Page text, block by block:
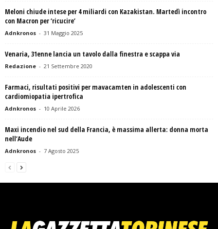
Meloni chiude intese per 4 miliardi con Kazakistan. Martedì incontro
con Macron per ‘ricucire’
Adnkronos - 31 Maggio 2025
Venaria, 31enne lancia un tavolo dalla finestra e scappa via
Redazione - 21 Settembre 2020
Farmaci, risultati positivi per mavacamten in adolescenti con
cardiomiopatia ipertrofica
Adnkronos - 10 Aprile 2026
Maxi incendio nel sud della Francia, è massima allerta: donna morta
nell’Aude
Adnkronos - 7 Agosto 2025